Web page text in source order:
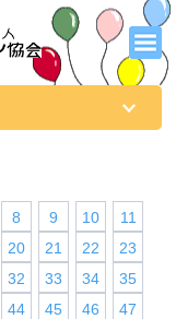
8 9 10
11
20 21 22
23
32 33 34
35
44 45 46
47